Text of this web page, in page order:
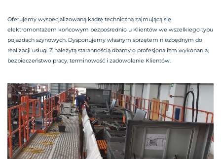
Oferujemy wyspecjalizowaną kadrę techniczną zajmującą się
elektromontażem końcowym bezpośrednio u Klientów we wszelkiego typu
pojazdach szynowych. Dysponujemy własnym sprzętem niezbędnym do
realizacji usług. Z należytą starannością dbamy o profesjonalizm wykonania,
bezpieczeństwo pracy, terminowość i zadowolenie Klientów.